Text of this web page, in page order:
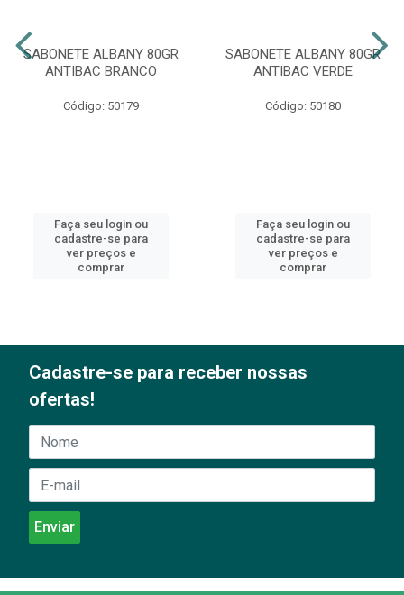
SABONETE ALBANY 80GR
ANTIBAC BRANCO
Código: 50179
Faça seu login ou
cadastre-se para
ver preços e
comprar
SABONETE ALBANY 80GR
ANTIBAC VERDE
Código: 50180
Faça seu login ou
cadastre-se para
ver preços e
comprar
Cadastre-se para receber nossas
ofertas!